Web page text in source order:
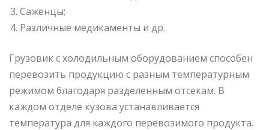
Саженцы;
Различные медикаменты и др.
Грузовик с холодильным оборудованием способен
перевозить продукцию с разным температурным
режимом благодаря разделенным отсекам. В
каждом отделе кузова устанавливается
температура для каждого перевозимого продукта.